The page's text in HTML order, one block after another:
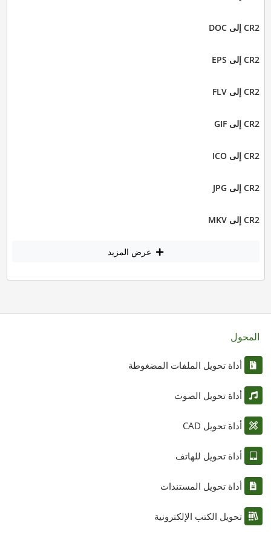
CR2 إلى DOC
CR2 إلى EPS
CR2 إلى FLV
CR2 إلى GIF
CR2 إلى ICO
CR2 إلى JPG
CR2 إلى MKV
عرض المزيد
المحول
أداة تحويل الملفات المضغوطة
أداة تحويل الصوت
أداة تحويل CAD
أداة تحويل للهاتف
أداة تحويل المستندات
تحويل الكتب الإلكترونية